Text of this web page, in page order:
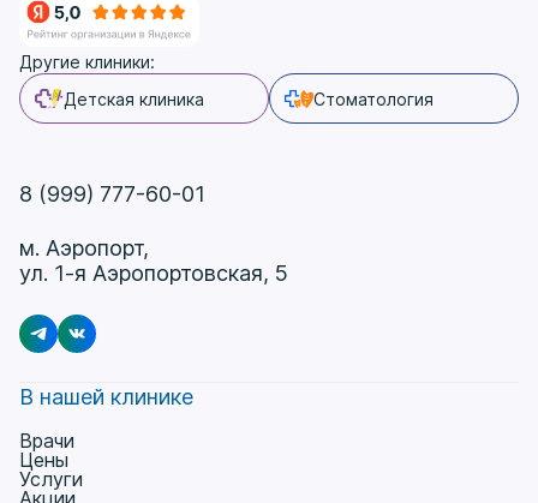
Другие клиники:
Детская клиника
Стоматология
8 (999) 777-60-01
м. Аэропорт,
ул. 1-я Аэропортовская, 5
В нашей клинике
Врачи
Цены
Услуги
Акции